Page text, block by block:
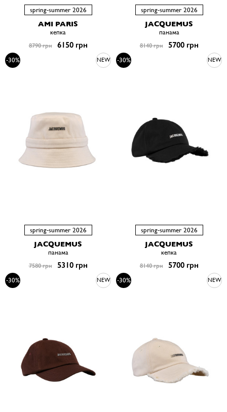
spring-summer 2026
AMI PARIS
кепка
8790 грн 6150 грн
spring-summer 2026
JACQUEMUS
панама
8140 грн 5700 грн
-30% NEW
spring-summer 2026
JACQUEMUS
панама
7580 грн 5310 грн
-30% NEW
spring-summer 2026
JACQUEMUS
кепка
8140 грн 5700 грн
-30% NEW -30% NEW